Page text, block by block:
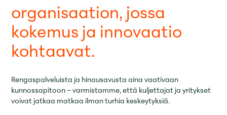
organisaation, jossa
kokemus ja innovaatio
kohtaavat.
Rengaspalveluista ja hinausavusta aina vaativaan
kunnossapitoon – varmistamme, että kuljettajat ja yritykset
voivat jatkaa matkaa ilman turhia keskeytyksiä.